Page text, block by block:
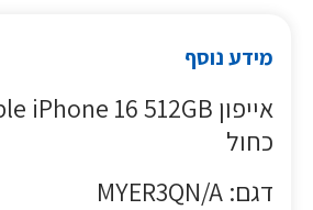
מידע נוסף
כחול
דגם: MYER3QN/A